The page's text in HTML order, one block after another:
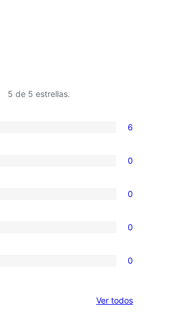
5 de 5 estrellas.
6
0
0
0
0
Ver todoslos